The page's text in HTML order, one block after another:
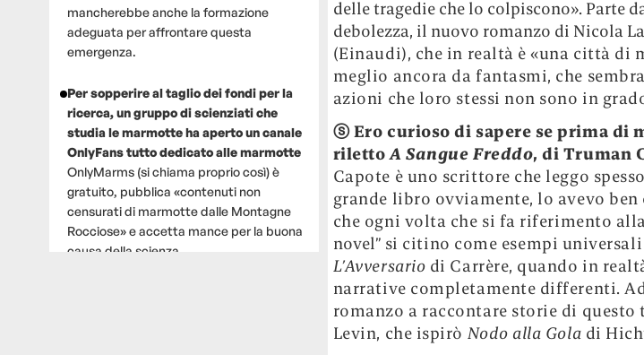
mancherebbe anche la formazione
adeguata per affrontare questa
emergenza.
Per sopperire al taglio dei fondi per la
ricerca, un gruppo di scienziati che
studia le marmotte ha aperto un canale
OnlyFans tutto dedicato alle marmotte
OnlyMarms (si chiama proprio così) è
gratuito, pubblica «contenuti non
censurati di marmotte dalle Montagne
Rocciose» e accetta mance per la buona
causa della scienza.
delle tragedie che lo colpiscono». Parte
debolezza, il nuovo romanzo di Nicola
(Einaudi), che in realtà è «una città di
meglio ancora da fantasmi, che
azioni che loro stessi non sono in
ⓢEro curioso di sapere se prima di
rilettoA Sangue Freddo, di Truman
Capote è uno scrittore che leggo
grande libro ovviamente, lo avevo
che ogni volta che si fa riferimento
novel” si citino come esempi
L’Avversario di Carrère, quando in
narrative completamente differenti.
romanzo a raccontare storie di questo
Levin, che ispirò Nodo alla Gola di